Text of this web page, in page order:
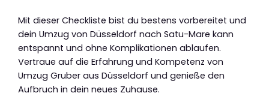
Mit dieser Checkliste bist du bestens vorbereitet und
dein Umzug von Düsseldorf nach Satu-Mare kann
entspannt und ohne Komplikationen ablaufen.
Vertraue auf die Erfahrung und Kompetenz von
Umzug Gruber aus Düsseldorf und genieße den
Aufbruch in dein neues Zuhause.